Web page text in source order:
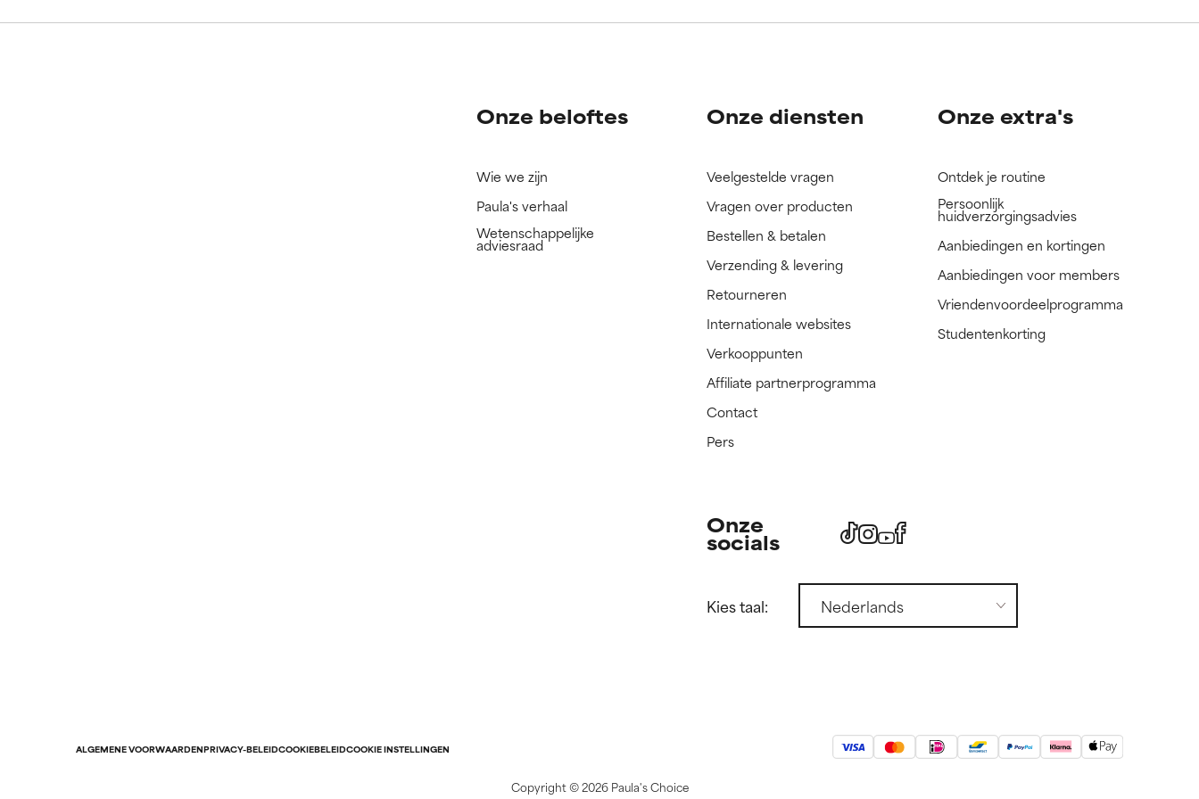
We hebben dit ingrediënt nog niet beoordeeld omdat we het onderzoek ernaar nog niet
We hebben dit ingrediënt nog niet beoordeeld omdat we het onderzoek ernaar nog niet
Onze beloftes
Wie we zijn
Paula's verhaal
Wetenschappelijke
adviesraad
Onze diensten
Veelgestelde vragen
Vragen over producten
Bestellen & betalen
Verzending & levering
Retourneren
Internationale websites
Verkooppunten
Affiliate partnerprogramma
Contact
Pers
Onze extra's
Ontdek je routine
Persoonlijk
huidverzorgingsadvies
Aanbiedingen en kortingen
Aanbiedingen voor members
Vriendenvoordeelprogramma
Studentenkorting
Onze
socials
Kies taal:
ALGEMENE VOORWAARDENPRIVACY-BELEIDCOOKIEBELEIDCOOKIE INSTELLINGEN
Copyright ©2026 Paula's Choice